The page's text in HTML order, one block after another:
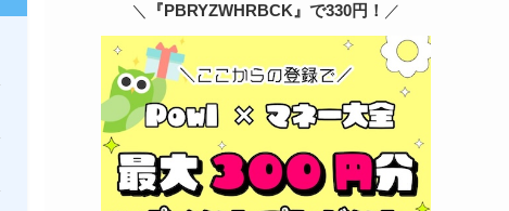
＼ 『PBRYZWHRBCK』で330円！ ／